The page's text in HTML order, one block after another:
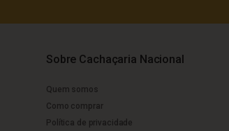
Sobre Cachaçaria Nacional
Quem somos
Como comprar
Política de privacidade